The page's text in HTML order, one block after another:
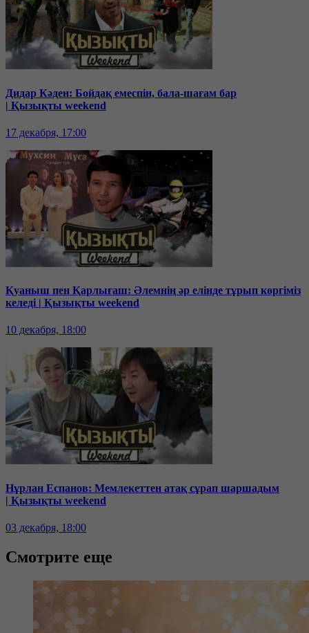
Дидар Кәден: Бойдақ емеспін, бала-шағам бар
| Қызықты weekend
17 декабря, 17:00
Қуаныш пен Қарлығаш: Әлемнің әр елінде тұрып көргіміз
келеді | Қызықты weekend
10 декабря, 18:00
Нұрлан Еспанов: Мемлекеттен атақ сұрап шаршадым
| Қызықты weekend
03 декабря, 18:00
Смотрите еще